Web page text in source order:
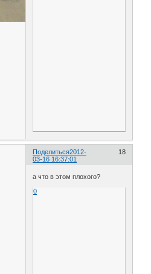
Поделиться 18
2012-
03-16 16:37:01
а что в этом плохого?
0